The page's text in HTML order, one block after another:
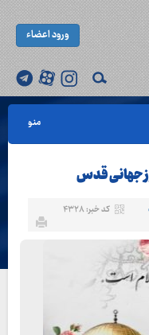
ورود اعضاء
منو
جهانی قدس
کد خبر: ۴۳۲۸